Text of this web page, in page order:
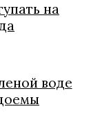
на
воде